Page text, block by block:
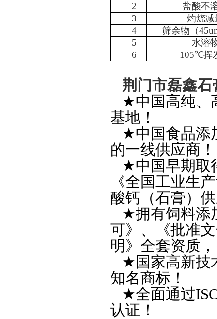
2
盐酸不
3
灼烧减
4
筛余物（
5
水溶
6
105℃挥
荆门市磊鑫
★中国高纯、
基地 ！
★中国食品添
的一线供应商 ！
★中国早期取
《全国工业生
酸钙 （石膏）
★拥有饲料添
可》、《批准
明 》 全套资质 ，
★国家高新技
知名商标 ！
★全面通过
认证 ！